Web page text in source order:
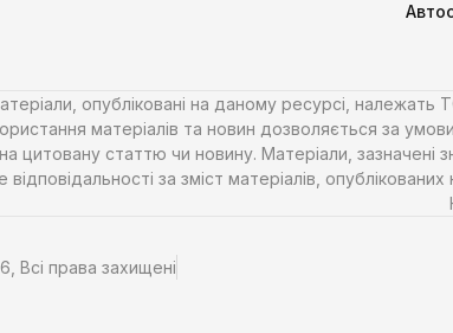
опубліковані на даному ресурсі,
матеріалів та новин дозволяється за
цитовану статтю чи новину. Матеріали,
відповідальності за зміст матеріалів,
Всі права захищені